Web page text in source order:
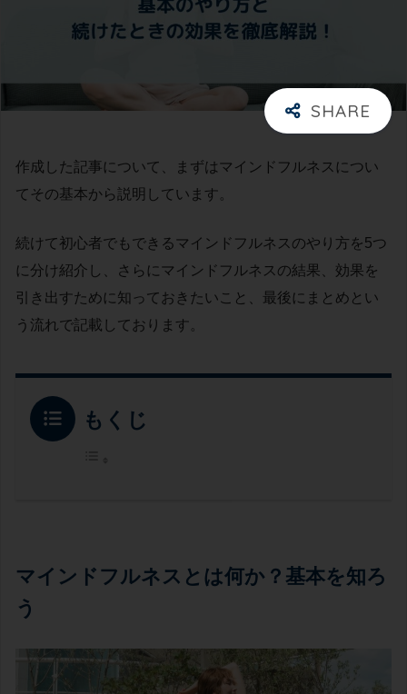
作成した記事について、まずはマインドフルネスについ
てその基本から説明しています。
続けて初心者でもできるマインドフルネスのやり方を5つ
に分け紹介し、さらにマインドフルネスの結果、効果を
引き出すために知っておきたいこと、最後にまとめとい
う流れで記載しております。
もくじ
マインドフルネスとは何か？基本を知ろ
う